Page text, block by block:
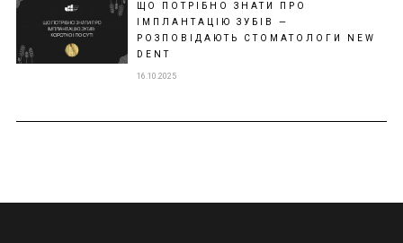
ЩО ПОТРІБНО ЗНАТИ ПРО
ІМПЛАНТАЦІЮ ЗУБІВ —
РОЗПОВІДАЮТЬ СТОМАТОЛОГИ NEW
DENT
16.10.2025